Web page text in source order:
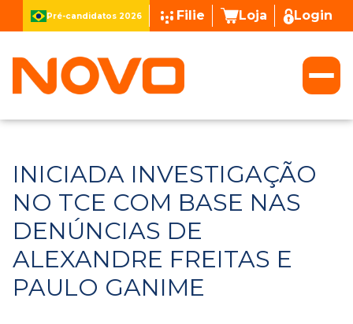
Pré-candidatos 2026 Filie Loja Login
INICIADA INVESTIGAÇÃO
NO TCE COM BASE NAS
DENÚNCIAS DE
ALEXANDRE FREITAS E
PAULO GANIME